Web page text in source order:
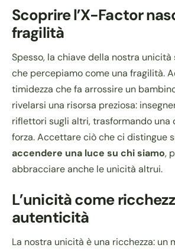
Scoprire l’X-Factor
fragilità
Spesso, la chiave della nostra
che percepiamo come una fragilità.
timidezza che fa arrossire un
rivelarsi una risorsa preziosa:
riflettori sugli altri, trasformando una
forza. Accettare ciò che ci distingue
accendere una luce su chi siamo,
abbracciare anche le unicità altrui.
L’unicità come
autenticità
La nostra unicità è una ricchezza: un